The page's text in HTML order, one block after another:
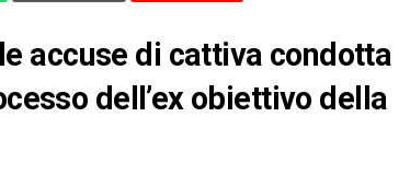
accuse di cattiva condotta
dell’ex obiettivo della